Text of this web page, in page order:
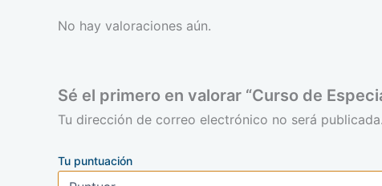
No hay valoraciones aún.
Sé el primero en valorar “Curso de
Tu dirección de correo electrónico no será publicada.
Tu puntuación